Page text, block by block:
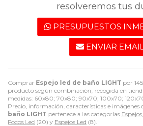
Comprar Espejo led de baño LIGHT por
producto según combinación, recogida en
medidas: 60x80; 70x80; 90x70; 100x70;
Precio, información, características e imágenes
baño LIGHT pertenece a las categorías
Focos Led (20) y Espejos Led (8).
resolveremos tus
PRESUPUESTOS
ENVIAR EMAIL